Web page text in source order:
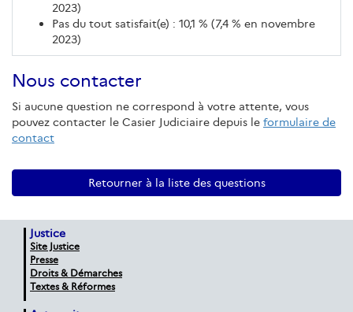
2023)
Pas du tout satisfait(e) : 10,1 % (7,4 % en novembre
2023)
Nous contacter
Si aucune question ne correspond à votre attente, vous
pouvez contacter le Casier Judiciaire depuis le formulaire de
contact
Retourner à la liste des questions
Justice
Site Justice
Presse
Droits & Démarches
Textes & Réformes